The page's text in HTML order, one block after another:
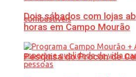
Pesquisa do Procon de
Dois sábados com lojas
horas em Campo Mourão